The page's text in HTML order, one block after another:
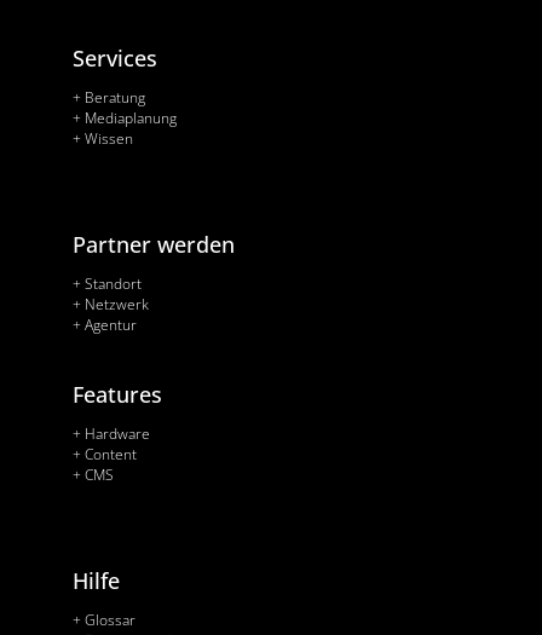
Services
+ Beratung
+ Mediaplanung
+ Wissen
Partner werden
+ Standort
+ Netzwerk
+ Agentur
Features
+ Hardware
+ Content
+ CMS
Hilfe
+ Glossar